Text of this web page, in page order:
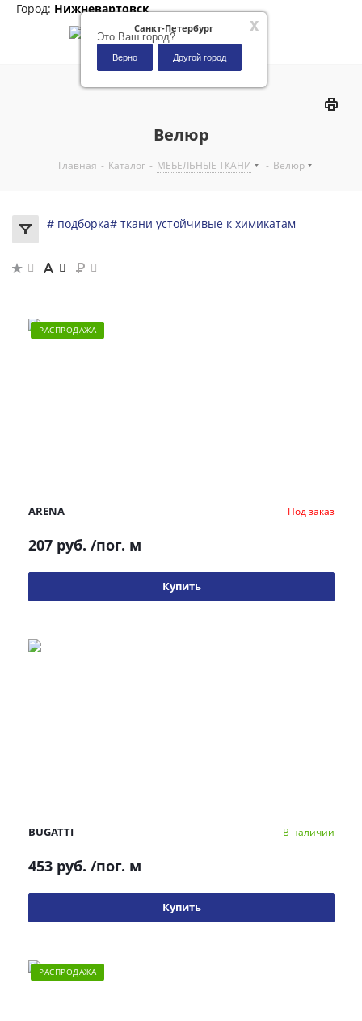
x
Санкт-Петербург
Это Ваш город?
Верно Другой город
Город: Нижневартовск
Велюр
Главная - Каталог - МЕБЕЛЬНЫЕ ТКАНИ - Велюр
# подборка# ткани устойчивые к химикатам
РАСПРОДАЖА
ARENA Под заказ
207 руб. /пог. м
Купить
BUGATTI В наличии
453 руб. /пог. м
Купить
РАСПРОДАЖА